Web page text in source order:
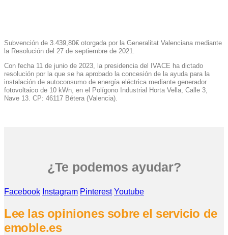
Subvención de 3.439,80€ otorgada por la Generalitat Valenciana mediante
la Resolución del 27 de septiembre de 2021.
Con fecha 11 de junio de 2023, la presidencia del IVACE ha dictado
resolución por la que se ha aprobado la concesión de la ayuda para la
instalación de autoconsumo de energía eléctrica mediante generador
fotovoltaico de 10 kWn, en el Polígono Industrial Horta Vella, Calle 3,
Nave 13. CP: 46117 Bétera (Valencia).
¿Te podemos ayudar?
Facebook Instagram Pinterest Youtube
Lee las opiniones sobre el servicio de
emoble.es